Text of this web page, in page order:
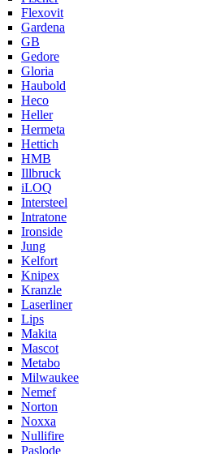
Flexovit
Gardena
GB
Gedore
Gloria
Haubold
Heco
Heller
Hermeta
Hettich
HMB
Illbruck
iLOQ
Intersteel
Intratone
Ironside
Jung
Kelfort
Knipex
Kranzle
Laserliner
Lips
Makita
Mascot
Metabo
Milwaukee
Nemef
Norton
Noxxa
Nullifire
Paslode